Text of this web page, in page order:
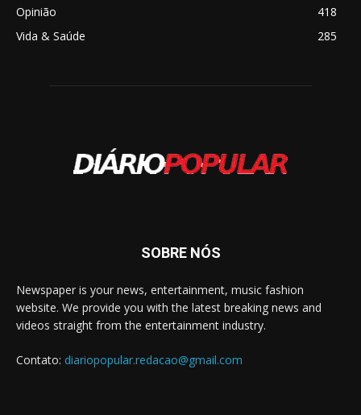
Opinião
418
Vida & Saúde
285
SOBRE NÓS
Newspaper is your news, entertainment, music fashion
website. We provide you with the latest breaking news and
videos straight from the entertainment industry.
Contato: diariopopular.redacao@gmail.com